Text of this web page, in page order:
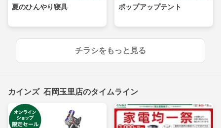
夏のひんやり寝具 ポップアップテント
チラシをもっと見る
カインズ 石岡玉里店のタイムライン